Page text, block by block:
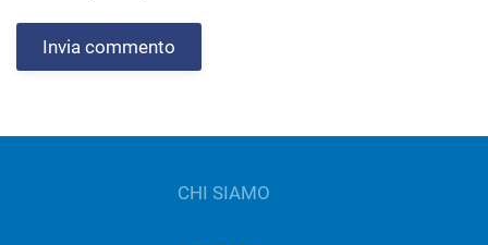
Invia commento
CHI SIAMO